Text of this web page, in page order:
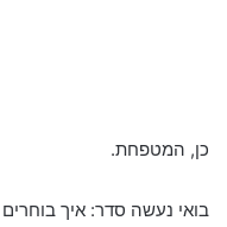
כן, המטפחת.
בואי נעשה סדר: איך